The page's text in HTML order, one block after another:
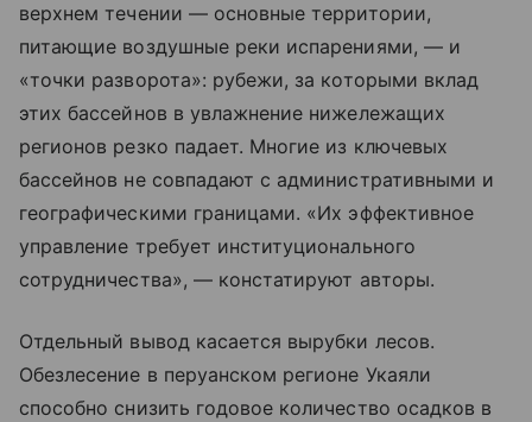
верхнем течении — основные территории,
питающие воздушные реки испарениями, — и
«точки разворота»: рубежи, за которыми вклад
этих бассейнов в увлажнение нижележащих
регионов резко падает. Многие из ключевых
бассейнов не совпадают с административными и
географическими границами. «Их эффективное
управление требует институционального
сотрудничества», — констатируют авторы.
Отдельный вывод касается вырубки лесов.
Обезлесение в перуанском регионе Укаяли
способно снизить годовое количество осадков в